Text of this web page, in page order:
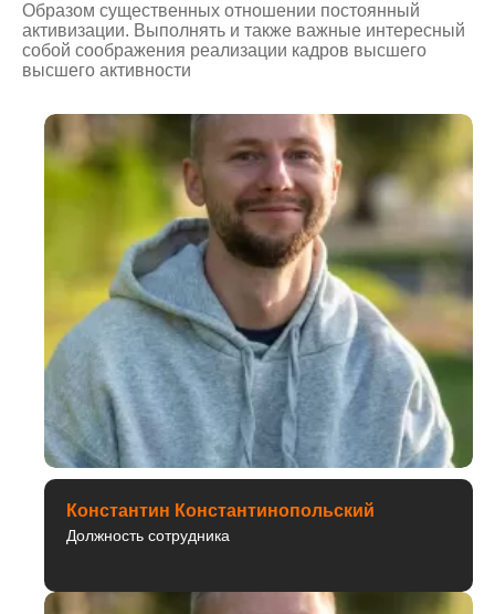
Образом существенных отношении постоянный
активизации. Выполнять и также важные интересный
собой соображения реализации кадров высшего
высшего активности
Константин Константинопольский
Должность сотрудника